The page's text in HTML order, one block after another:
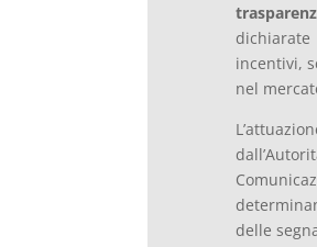
incentivi,
nel
delle